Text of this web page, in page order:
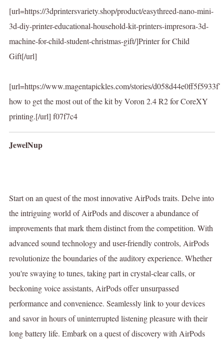
[url=https://3dprintersvariety.shop/product/easythreed-nano-mini-
3d-diy-printer-educational-household-kit-printers-impresora-3d-
machine-for-child-student-christmas-gift/]Printer for Child
Gift[/url]
[url=https://www.magentapickles.com/stories/
how to get the most out of the kit by Voron 2.4 R2 for CoreXY
printing.[/url] f07f7c4
JewelNup
Start on an quest of the most innovative AirPods traits. Delve into
the intriguing world of AirPods and discover a abundance of
improvements that mark them distinct from the competition. With
advanced sound technology and user-friendly controls, AirPods
revolutionize the boundaries of the auditory experience. Whether
you're swaying to tunes, taking part in crystal-clear calls, or
beckoning voice assistants, AirPods offer unsurpassed
performance and convenience. Seamlessly link to your devices
and savor in hours of uninterrupted listening pleasure with their
long battery life. Embark on a quest of discovery with AirPods